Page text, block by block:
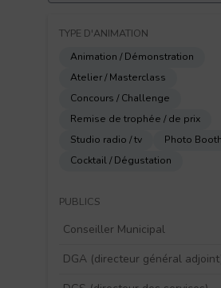
TYPE D'ANIMATION
Animation / Démonstration
Atelier / Masterclass
Concours / Challenge
Remise de trophée / de prix
Studio radio / tv
Photo Booth
Cocktail / Dégustation
PUBLICS
Conseiller Municipal
DGA (directeur général